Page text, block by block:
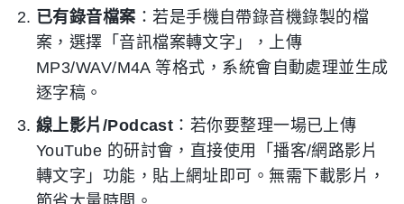
已有錄音檔案 ：若是手機自帶錄音機錄製的檔
案，選擇「音訊檔案轉文字」，上傳
MP3/WAV/M4A 等格式，系統會自動處理並生成
逐字稿。
線上影片/Podcast ：若你要整理一場已上傳
YouTube 的研討會，直接使用「播客/網路影片
轉文字」功能，貼上網址即可。無需下載影片，